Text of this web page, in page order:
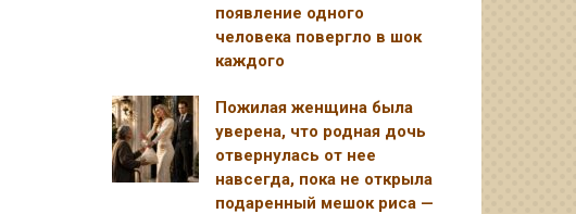
появление одного
человека повергло в шок
каждого
Пожилая женщина была
уверена, что родная дочь
отвернулась от нее
навсегда, пока не открыла
подаренный мешок риса —